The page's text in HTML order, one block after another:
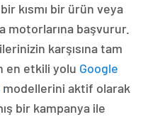
kısmı bir ürün veya
motorlarına başvurur.
karşısına tam
en etkili yolu Google
modellerini aktif olarak
bir kampanya ile